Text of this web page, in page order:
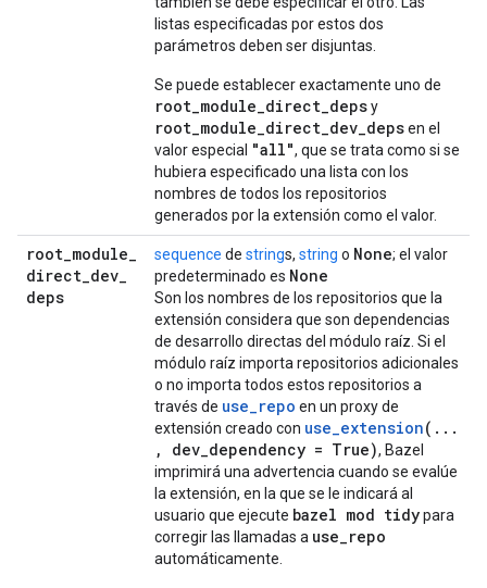
listas especificadas por estos dos
parámetros deben ser disjuntas.
Se puede establecer exactamente uno de
root_module_direct_depsy
root_module_direct_dev_depsen el
valor especial "all", que se trata como si se
hubiera especificado una lista con los
nombres de todos los repositorios
generados por la extensión como el valor.
root_module_
direct_dev_
deps
sequence de strings, string o None; el valor
predeterminado es None
Son los nombres de los repositorios que la
extensión considera que son dependencias
de desarrollo directas del módulo raíz. Si el
módulo raíz importa repositorios adicionales
o no importa todos estos repositorios a
través de use_repo en un proxy de
extensión creado con use_extension( . . .
,
dev_dependency = True), Bazel
imprimirá una advertencia cuando se evalúe
la extensión, en la que se le indicará al
usuario que ejecute bazel mod tidypara
corregir las llamadas a use_repo
automáticamente.